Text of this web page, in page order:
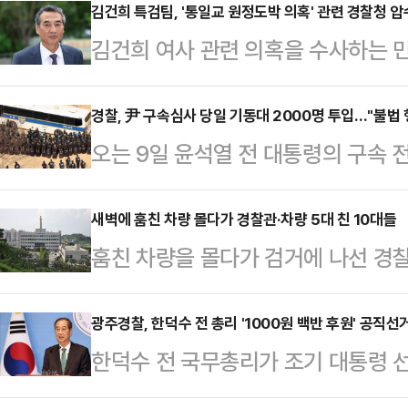
경기남부경찰청 경비과는 이날 오
기동대 1개 중대(60여명)를 투입하
전인 오후 1시에는 경력을 6개 중
동대 10개 중대를 투입할 예정으로
에 따라 유동적일 것으로 보인다.경
대기할 '유치 장소…
김건희 특검팀, '통일교 원정도박 의혹' 관련 경찰청 압
김건희 여사 관련 의혹을 수사하는
하고 있다.8일 법조계에 따르면 민
대한 압수영장을 집행하고 있는 것
자료를 제출받는 차원"이라고 언론
정도박 의혹과 관련된 것으로 전해
평화통일가정연합) 간부들을 대상
장이 '건진법사' 전성배씨 등의 도
영장 집행의 형식은 갖추되 수사…
경찰, 尹 구속심사 당일 기동대 2000명 투입…"불법
오는 9일 윤석열 전 대통령의 구속
가운데 경찰이 찬반 집회가 열릴 것
력 대응에 나선다.서울경찰청은 "
단체 다수가 집결할 것으로 예상한
을 안정적으로 관리하고 불법 폭력
처할 방침"이라고 8일 밝혔다.경찰
완전히 종료될 때까지 서울 서초구
대 약 2000명과 안전…
새벽에 훔친 차량 몰다가 경찰관·차량 5대 친 10대들
훔친 차량을 몰다가 검거에 나선 경
후 달아난 10대들에 대해 경찰이
따르면 이날 오전 2시40분쯤 고양
주차돼 있던 한 승용차를 훔쳐 탔다
이도 인근에서 정차돼 있던 차량 5
광주경찰, 한덕수 전 총리 '1000원 백반 후원' 공직선
한덕수 전 국무총리가 조기 대통령
으로 경찰 수사를 받고 있다.광주경